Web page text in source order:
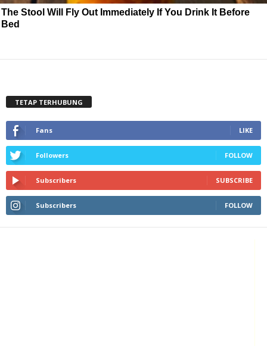
The Stool Will Fly Out Immediately If You Drink It Before
Bed
TETAP TERHUBUNG
Fans LIKE
Followers FOLLOW
Subscribers SUBSCRIBE
Subscribers FOLLOW